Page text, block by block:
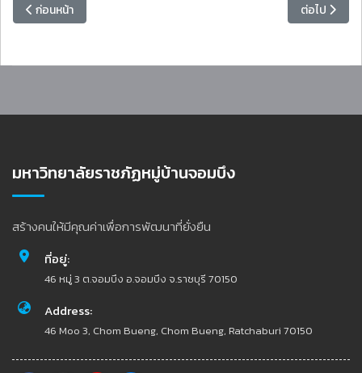
เนื้อหาก่อนหน้า: สำนักงานหอพักนักศึกษา ขอแจ้งข้อกำหนดในการรับพัสดุ
ก่อนหน้า เนื้อหาถัดไป
ต่อไป
มหาวิทยาลัยราชภัฏหมู่บ้านจอมบึง
สร้างคนให้มีคุณค่าเพื่อการพัฒนาที่ยั่งยืน
ที่อยู่:
46 หมู่ 3 ต.จอมบึง อ.จอมบึง จ.ราชบุรี 70150
Address:
46 Moo 3, Chom Bueng, Chom Bueng, Ratchaburi 70150